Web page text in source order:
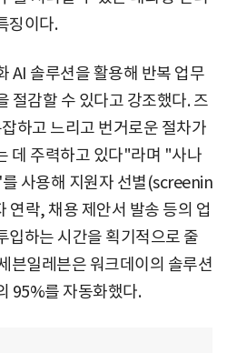
징이다.
AI 솔루션을 활용해 반복 업무
절감할 수 있다고 강조했다. 즈
하고 느리고 번거로운 절차가
데 주력하고 있다"라며 "사나
사용해 지원자 선별(screenin
연락, 채용 제안서 발송 등의 업
입하는 시간을 획기적으로 줄
븐일레븐은 워크데이의 솔루션
95%를 자동화했다.